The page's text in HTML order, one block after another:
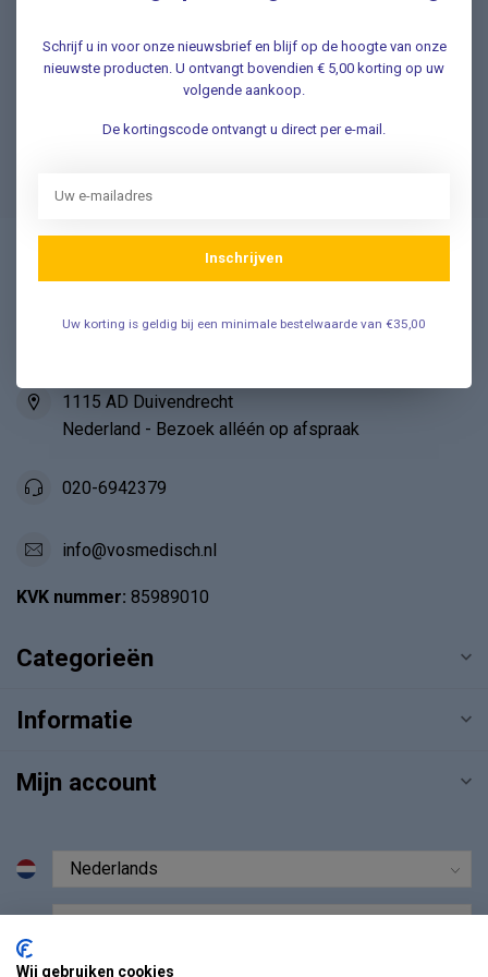
Klantenservice
Vosmedisch.nl - A. Vos en Zoons B.V.
Medische en Thuiszorg artikelen
1115 AD Duivendrecht
Nederland - Bezoek alléén op afspraak
020-6942379
info@vosmedisch.nl
KVK nummer: 85989010
Categorieën
Informatie
Mijn account
Wij gebruiken cookies
Schrijf u in voor onze nieuwsbrief en blijf op de hoogte van onze
nieuwste producten. U ontvangt bovendien € 5,00 korting op uw
volgende aankoop.
De kortingscode ontvangt u direct per e-mail.
Inschrijven
Uw korting is geldig bij een minimale bestelwaarde van €35,00